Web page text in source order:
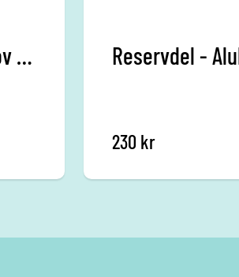
Reservdel - Alukov - Gummilist 15 mm /m
230 kr